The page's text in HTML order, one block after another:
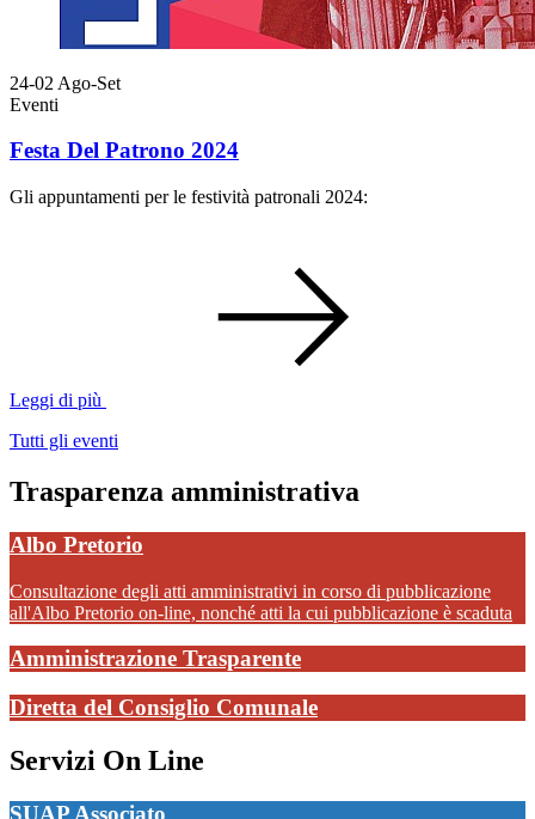
24-02 Ago-Set
Eventi
Festa Del Patrono 2024
Gli appuntamenti per le festività patronali 2024:
Leggi di più
Tutti gli eventi
Trasparenza amministrativa
Albo Pretorio
Consultazione degli atti amministrativi in corso di pubblicazione
all'Albo Pretorio on-line, nonché atti la cui pubblicazione è scaduta
Amministrazione Trasparente
Diretta del Consiglio Comunale
Servizi On Line
SUAP Associato